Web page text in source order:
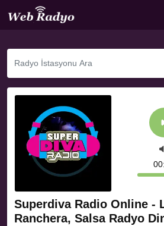
Superdiva Radio Online -
Ranchera, Salsa Radyo